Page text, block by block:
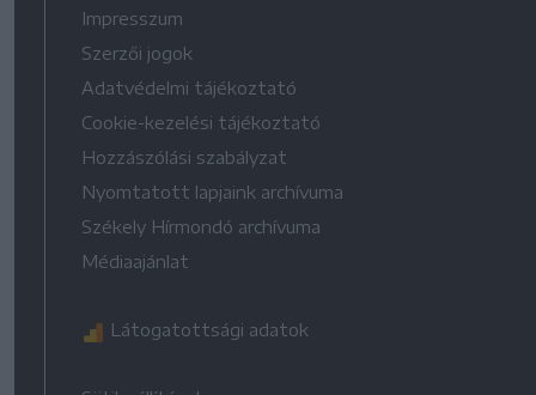
Impresszum
Szerzői jogok
Adatvédelmi tájékoztató
Cookie-kezelési tájékoztató
Hozzászólási szabályzat
Nyomtatott lapjaink archívuma
Székely Hírmondó archívuma
Médiaajánlat
Látogatottsági adatok